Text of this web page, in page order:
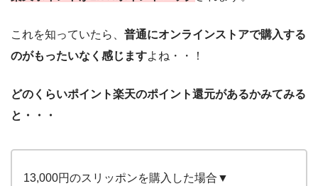
これを知っていたら、 普通にオンラインストアで購入する
のがもったいなく感じますよね・・！
どのくらいポイント楽天のポイント還元があるかみてみる
と・・・
13,000円のスリッポンを購入した場合▼